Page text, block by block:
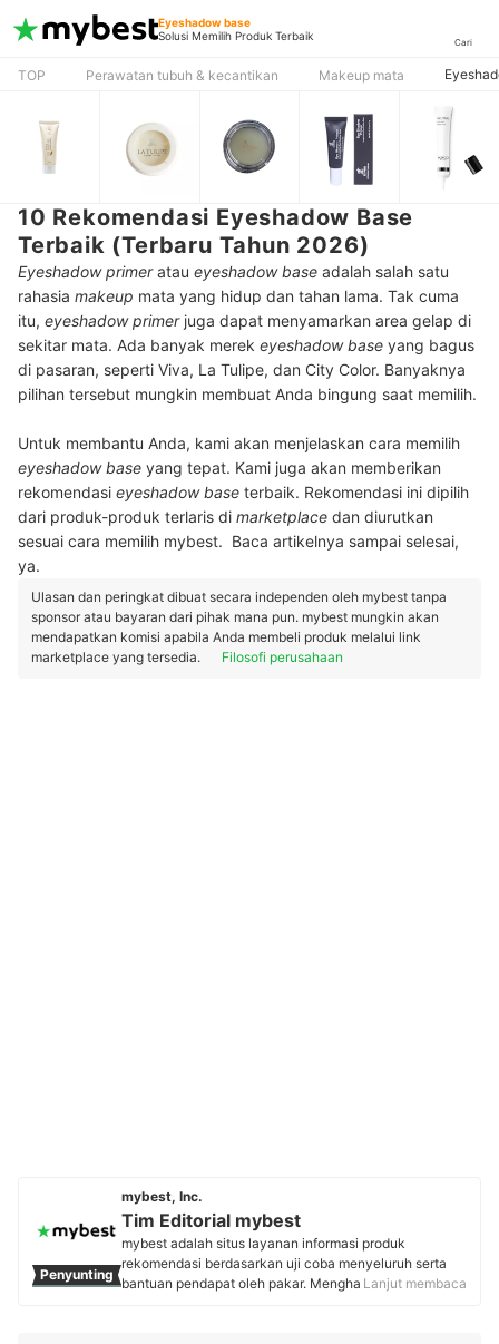
Eyeshadow base
Solusi Memilih Produk Terbaik
Cari
TOP Perawatan tubuh & kecantikan Makeup mata
10 Rekomendasi Eyeshadow Base
Terbaik (Terbaru Tahun 2026)
Eyeshadow primeratau eyeshadow base adalah salah satu
rahasia makeup mata yang hidup dan tahan lama. Tak cuma
itu, eyeshadow primerjuga dapat menyamarkan area gelap di
sekitar mata. Ada banyak merek eyeshadow base yang bagus
di pasaran, seperti Viva, La Tulipe, dan City Color. Banyaknya
pilihan tersebut mungkin membuat Anda bingung saat memilih.
Untuk membantu Anda, kami akan menjelaskan cara memilih
eyeshadow base yang tepat. Kami juga akan memberikan
rekomendasi eyeshadow base terbaik. Rekomendasi ini dipilih
dari produk-produk terlaris di marketplace dan diurutkan
sesuai cara memilih mybest. Baca artikelnya sampai selesai,
ya.
Ulasan dan peringkat dibuat secara independen oleh mybest tanpa
sponsor atau bayaran dari pihak mana pun. mybest mungkin akan
mendapatkan komisi apabila Anda membeli produk melalui link
marketplace yang tersedia.
Filosofi perusahaan
Penyunting
mybest, Inc.
Tim Editorial mybest
mybest adalah situs layanan informasi produk
rekomendasi berdasarkan uji coba menyeluruh serta
bantuan pendapat oleh pakar. Menghasilkan konten
Lanjut membaca